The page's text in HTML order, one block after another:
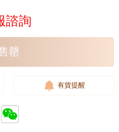
諮詢
罄
有貨提醒